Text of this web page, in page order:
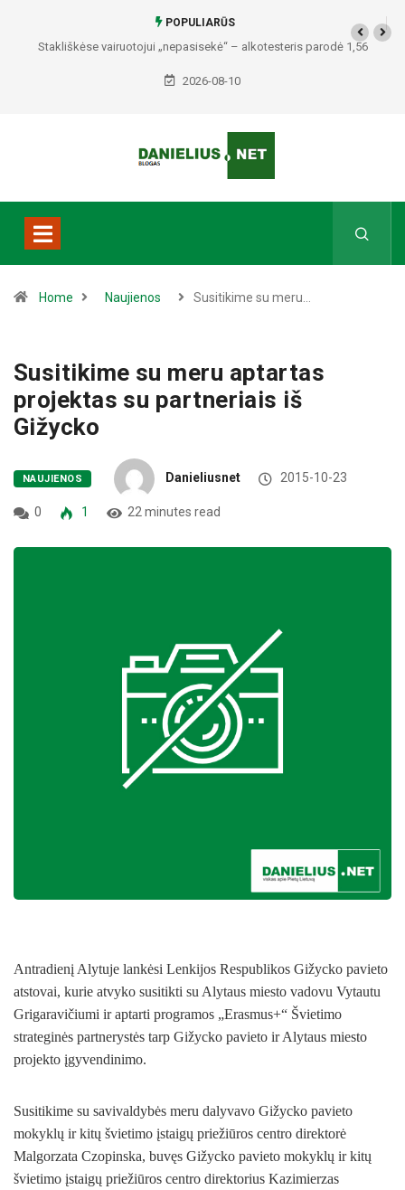
POPULIARŪS
Stakliškėse vairuotojui „nepasisekė“ – alkotesteris parodė 1,56
2026-08-10
Home Naujienos Susitikime su meru…
Susitikime su meru aptartas
projektas su partneriais iš
Gižycko
NAUJIENOS Danieliusnet 2015-10-23
0 1 22 minutes read
Antradienį Alytuje lankėsi Lenkijos Respublikos Gižycko pavieto
atstovai, kurie atvyko susitikti su Alytaus miesto vadovu Vytautu
Grigaravičiumi ir aptarti programos „Erasmus+“ Švietimo
strateginės partnerystės tarp Gižycko pavieto ir Alytaus miesto
projekto įgyvendinimo.
Susitikime su savivaldybės meru dalyvavo Gižycko pavieto
mokyklų ir kitų švietimo įstaigų priežiūros centro direktorė
Malgorzata Czopinska, buvęs Gižycko pavieto mokyklų ir kitų
švietimo įstaigų priežiūros centro direktorius Kazimierzas